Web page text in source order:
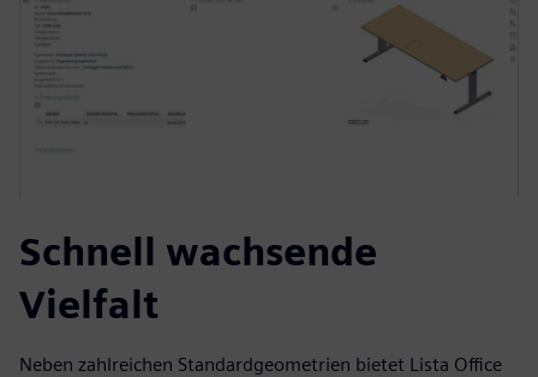
Schnell wachsende
Vielfalt
Neben zahlreichen Standardgeometrien bietet Lista Office